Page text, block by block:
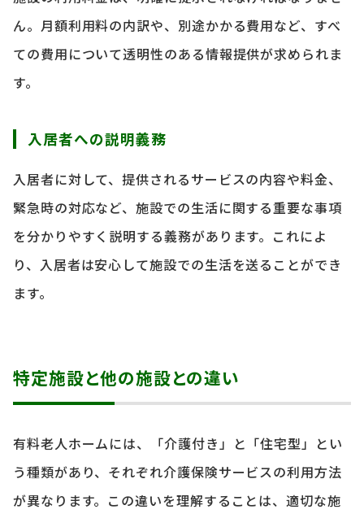
ん。月額利用料の内訳や、別途かかる費用など、すべ
ての費用について透明性のある情報提供が求められま
す。
入居者への説明義務
入居者に対して、提供されるサービスの内容や料金、
緊急時の対応など、施設での生活に関する重要な事項
を分かりやすく説明する義務があります。これによ
り、入居者は安心して施設での生活を送ることができ
ます。
特定施設と他の施設との違い
有料老人ホームには、「介護付き」と「住宅型」とい
う種類があり、それぞれ介護保険サービスの利用方法
が異なります。この違いを理解することは、適切な施